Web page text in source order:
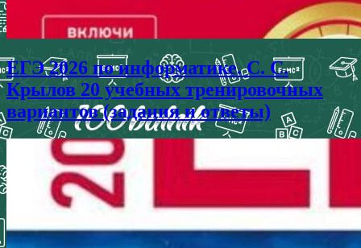
ЕГЭ 2026 по информатике. С. С.
Крылов 20 учебных тренировочных
вариантов (задания и ответы)